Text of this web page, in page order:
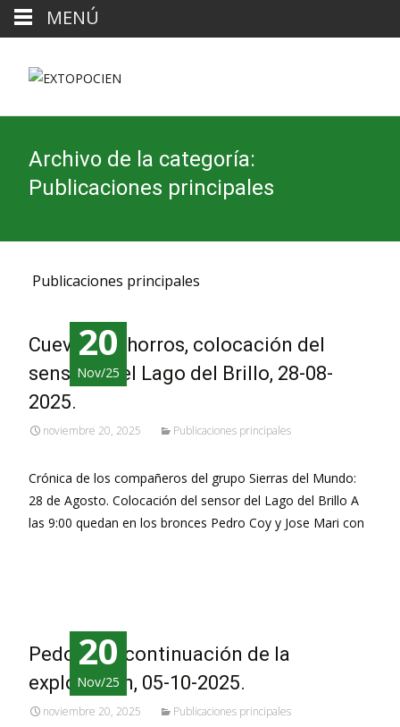
Archivo de la categoría:
Publicaciones principales
Publicaciones principales
20
Nov/25
Cueva de Chorros, colocación del
sensor en el Lago del Brillo, 28-08-
2025.
noviembre 20, 2025 Publicaciones principales
Crónica de los compañeros del grupo Sierras del Mundo:
28 de Agosto. Colocación del sensor del Lago del Brillo A
las 9:00 quedan en los bronces Pedro Coy y Jose Mari con
20
Nov/25
Pedorrilla, continuación de la
exploración, 05-10-2025.
noviembre 20, 2025 Publicaciones principales
MENÚ